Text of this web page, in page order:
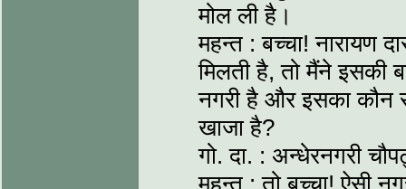
मोल ली है।
महन्त : बच्चा! नारायण
मिलती है, तो मैंने इसकी
नगरी है और इसका कौन
खाजा है?
गो. दा. : अन्धेरनगरी
महन्त : तो बच्चा! ऐसी